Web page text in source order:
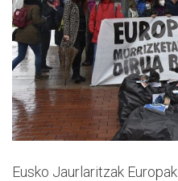
Eusko Jaurlaritzak